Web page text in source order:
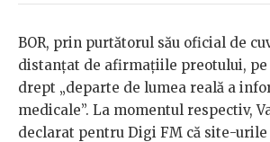
BOR, prin purtătorul său oficial de
distanțat de afirmațiile preotului,
drept „departe de lumea reală a
medicale”. La momentul respectiv,
declarat pentru Digi FM că site-